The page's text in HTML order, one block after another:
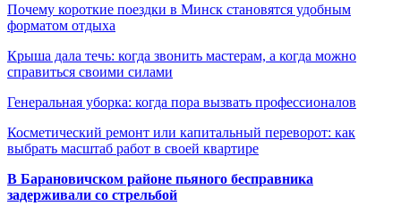
Почему короткие поездки в Минск становятся удобным
форматом отдыха
Крыша дала течь: когда звонить мастерам, а когда можно
справиться своими силами
Генеральная уборка: когда пора вызвать профессионалов
Косметический ремонт или капитальный переворот: как
выбрать масштаб работ в своей квартире
В Барановичском районе пьяного бесправника
задерживали со стрельбой